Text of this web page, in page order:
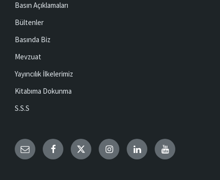
Basın Açıklamaları
Bültenler
Basında Biz
Mevzuat
Yayıncılık İlkelerimiz
Kitabıma Dokunma
S.S.S
Email Facebook TwitterInstagramLinkedInYouTube